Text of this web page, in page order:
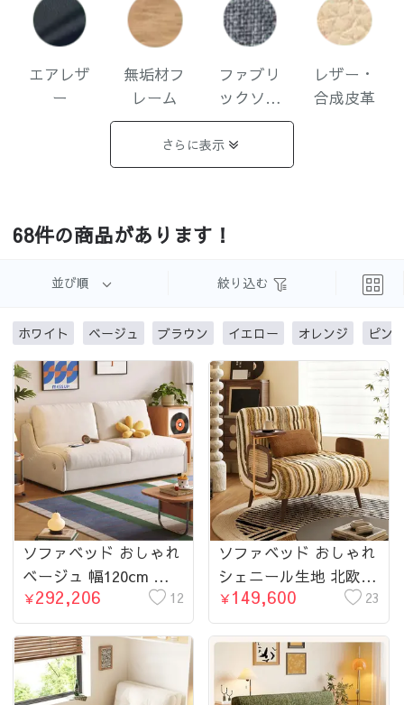
エアレザ
ー
無垢材フ
レーム
ファブリ
ックソフ
ァ
レザー・
合成皮革
ロイ
さらに表示
68件の商品があります！
並び順 絞り込む
ホワイト ベージュ ブラウン イエロー オレンジ ピン
ソファベッド おしゃれ
ベージュ 幅120cm 幅
150cm 幅180cm 2人掛
け 3人掛け 北欧 ナチュ
ラル リビング ワンル
ーム
￥292,206 12
ソファベッド おしゃれ
シェニール生地 北欧
モダン シンプル コン
パクト リビング ワン
ルーム 来客用
￥149,600 23
没有更多了